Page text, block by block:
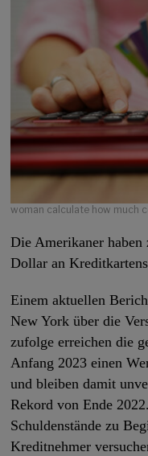
woman calculate how much
Die Amerikaner
Dollar an
Einem aktuellen
New York über die
zufolge erreichen die
Anfang 2023 einen
und bleiben damit
Rekord von Ende
Schuldenstände zu
Kreditnehmer